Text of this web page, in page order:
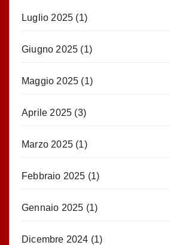
Luglio 2025 (1)
Giugno 2025 (1)
Maggio 2025 (1)
Aprile 2025 (3)
Marzo 2025 (1)
Febbraio 2025 (1)
Gennaio 2025 (1)
Dicembre 2024 (1)